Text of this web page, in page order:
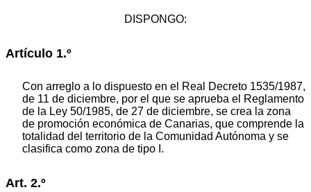
DISPONGO:
Artículo 1.º
Con arreglo a lo dispuesto en el Real Decreto 1535/1987,
de 11 de diciembre, por el que se aprueba el Reglamento
de la Ley 50/1985, de 27 de diciembre, se crea la zona
de promoción económica de Canarias, que comprende la
totalidad del territorio de la Comunidad Autónoma y se
clasifica como zona de tipo I.
Art. 2.º